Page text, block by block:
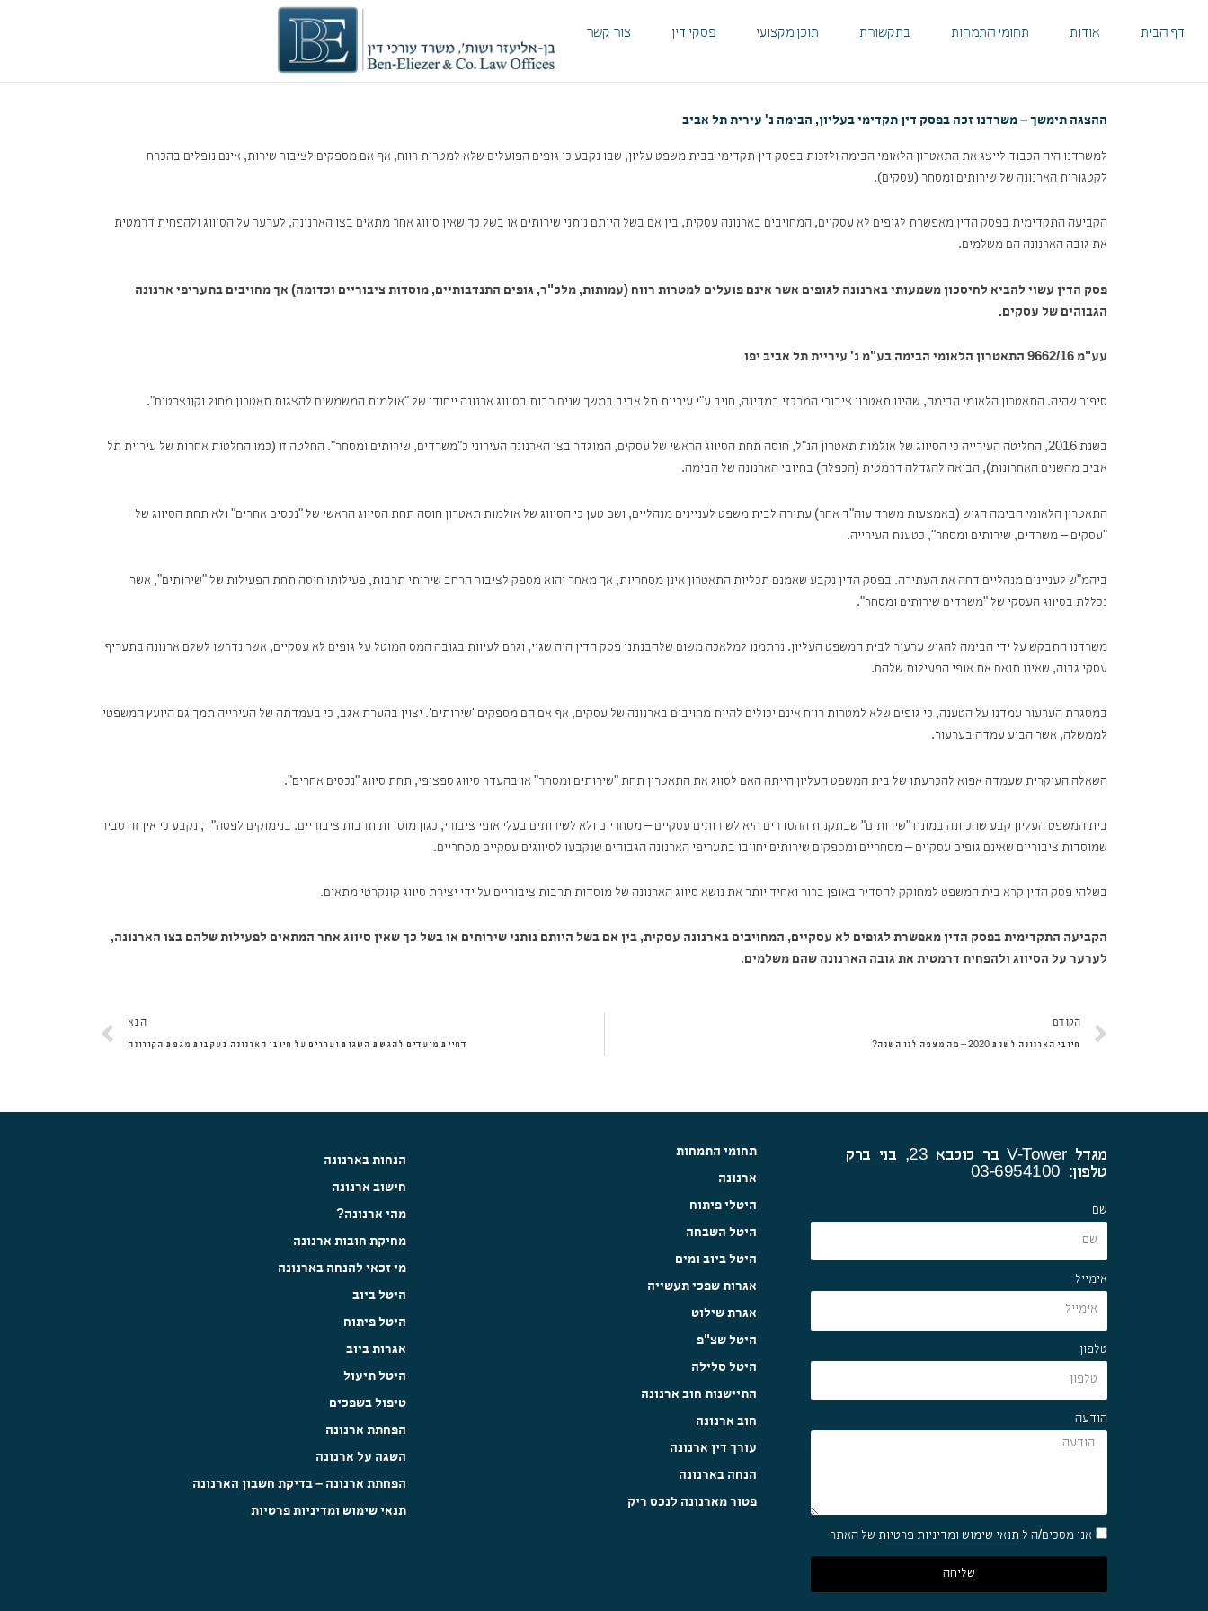
לתוכןדף הבית אודות תחומי התמחות בתקשורת תוכן מקצועי פסקי דין צור קשר
ההצגה תימשך – משרדנו זכה בפסק דין תקדימי בעליון, הבימה נ' עירית תל אביב
למשרדנו היה הכבוד לייצג את התאטרון הלאומי הבימה ולזכות בפסק דין תקדימי בבית משפט עליון, שבו נקבע כי גופים הפועלים שלא למטרות רווח, אף אם מספקים לציבור שירות, אינם נופלים בהכרח
לקטגורית הארנונה של שירותים ומסחר (עסקים).
הקביעה התקדימית בפסק הדין מאפשרת לגופים לא עסקיים, המחויבים בארנונה עסקית, בין אם בשל היותם נותני שירותים או בשל כך שאין סיווג אחר מתאים בצו הארנונה, לערער על הסיווג ולהפחית דרמטית
את גובה הארנונה הם משלמים.
פסק הדין עשוי להביא לחיסכון משמעותי בארנונה לגופים אשר אינם פועלים למטרות רווח (עמותות, מלכ"ר, גופים התנדבותיים, מוסדות ציבוריים וכדומה) אך מחויבים בתעריפי ארנונה
הגבוהים של עסקים.
עע"מ 9662/16 התאטרון הלאומי הבימה בע"מ נ' עיריית תל אביב יפו
סיפור שהיה. התאטרון הלאומי הבימה, שהינו תאטרון ציבורי המרכזי במדינה, חויב ע"י עיריית תל אביב במשך שנים רבות בסיווג ארנונה ייחודי של "אולמות המשמשים להצגות תאטרון מחול וקונצרטים".
בשנת 2016, החליטה העירייה כי הסיווג של אולמות תאטרון הנ"ל, חוסה תחת הסיווג הראשי של עסקים, המוגדר בצו הארנונה העירוני כ"משרדים, שירותים ומסחר". החלטה זו (כמו החלטות אחרות של עיריית תל
אביב מהשנים האחרונות), הביאה להגדלה דרמטית (הכפלה) בחיובי הארנונה של הבימה.
התאטרון הלאומי הבימה הגיש (באמצעות משרד עוה"ד אחר) עתירה לבית משפט לעניינים מנהליים, ושם טען כי הסיווג של אולמות תאטרון חוסה תחת הסיווג הראשי של "נכסים אחרים" ולא תחת הסיווג של
"עסקים – משרדים, שירותים ומסחר", כטענת העירייה.
ביהמ"ש לעניינים מנהליים דחה את העתירה. בפסק הדין נקבע שאמנם תכליות התאטרון אינן מסחריות, אך מאחר והוא מספק לציבור הרחב שירותי תרבות, פעילותו חוסה תחת הפעילות של "שירותים", אשר
נכללת בסיווג העסקי של "משרדים שירותים ומסחר".
משרדנו התבקש על ידי הבימה להגיש ערעור לבית המשפט העליון. נרתמנו למלאכה משום שלהבנתנו פסק הדין היה שגוי, וגרם לעיוות בגובה המס המוטל על גופים לא עסקיים, אשר נדרשו לשלם ארנונה בתעריף
עסקי גבוה, שאינו תואם את אופי הפעילות שלהם.
במסגרת הערעור עמדנו על הטענה, כי גופים שלא למטרות רווח אינם יכולים להיות מחויבים בארנונה של עסקים, אף אם הם מספקים 'שירותים'. יצוין בהערת אגב, כי בעמדתה של העירייה תמך גם היועץ המשפטי
לממשלה, אשר הביע עמדה בערעור.
השאלה העיקרית שעמדה אפוא להכרעתו של בית המשפט העליון הייתה האם לסווג את התאטרון תחת "שירותים ומסחר" או בהעדר סיווג ספציפי, תחת סיווג "נכסים אחרים".
בית המשפט העליון קבע שהכוונה במונח "שירותים" שבתקנות ההסדרים היא לשירותים עסקיים – מסחריים ולא לשירותים בעלי אופי ציבורי, כגון מוסדות תרבות ציבוריים. בנימוקים לפסה"ד, נקבע כי אין זה סביר
שמוסדות ציבוריים שאינם גופים עסקיים – מסחריים ומספקים שירותים יחויבו בתעריפי הארנונה הגבוהים שנקבעו לסיווגים עסקיים מסחריים.
בשלהי פסק הדין קרא בית המשפט למחוקק להסדיר באופן ברור ואחיד יותר את נושא סיווג הארנונה של מוסדות תרבות ציבוריים על ידי יצירת סיווג קונקרטי מתאים.
הקביעה התקדימית בפסק הדין מאפשרת לגופים לא עסקיים, המחויבים בארנונה עסקית, בין אם בשל היותם נותני שירותים או בשל כך שאין סיווג אחר המתאים לפעילות שלהם בצו הארנונה,
לערער על הסיווג ולהפחית דרמטית את גובה הארנונה שהם משלמים.
קודם
הקודם
חיובי הארנונה לשנת 2020 – מה מצפה לנו השנה?
הבא
דחיית מועדים להגשת השגות ועררים על חיובי הארנונה בעקבות מגפת הקורונה
מגדל V-Tower בר כוכבא 23, בני ברק
טלפון: 03-6954100
שם
אימייל
טלפון
הודעה
אני מסכים/ה ל תנאי שימוש ומדיניות פרטיות של האתר
שליחה
תחומי התמחות
ארנונה
היטלי פיתוח
היטל השבחה
היטל ביוב ומים
אגרות שפכי תעשייה
אגרת שילוט
היטל שצ"פ
היטל סלילה
התיישנות חוב ארנונה
חוב ארנונה
עורך דין ארנונה
הנחה בארנונה
פטור מארנונה לנכס ריק
הנחות בארנונה
חישוב ארנונה
מהי ארנונה?
מחיקת חובות ארנונה
מי זכאי להנחה בארנונה
היטל ביוב
היטל פיתוח
אגרות ביוב
היטל תיעול
טיפול בשפכים
הפחתת ארנונה
השגה על ארנונה
הפחתת ארנונה – בדיקת חשבון הארנונה
תנאי שימוש ומדיניות פרטיות